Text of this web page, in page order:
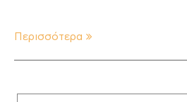
Περισσότερα